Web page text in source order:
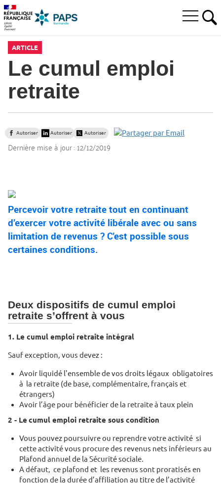
Aller
la
Aller
au
menu
Aller
au
contenu
Ouvrir
ARTICLE
Le cumul emploi
retraite
Autoriser Autoriser Autoriser
Dernière mise à jour :12/12/2019
Percevoir votre retraite tout en continuant
d’exercer votre activité libérale avec ou sans
limitation de revenus ? C'est possible sous
certaines conditions.
Deux dispositifs de cumul emploi
retraite s’offrent à vous
1. Le cumul emploi retraite intégral
Sauf exception, vous devez :
Avoir liquidé l'ensemble de vos droits légaux obligatoires
à la retraite (de base, complémentaire, français et
étrangers)
Avoir l’âge pour bénéficier de la retraite à taux plein
2 - Le cumul emploi retraite sous condition
Vous pouvez poursuivre ou reprendre votre activité si
cette activité vous procure des revenus nets inférieurs au
Plafond annuel de la Sécurité sociale.
A défaut, ce plafond et les revenus sont proratisés en
fonction de la durée d’affiliation au titre de l’activité